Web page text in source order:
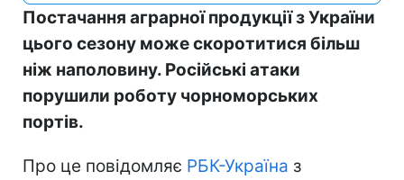
Постачання аграрної продукції з України
цього сезону може скоротитися більш
ніж наполовину. Російські атаки
порушили роботу чорноморських
портів.
Про це повідомляє РБК-Україна з